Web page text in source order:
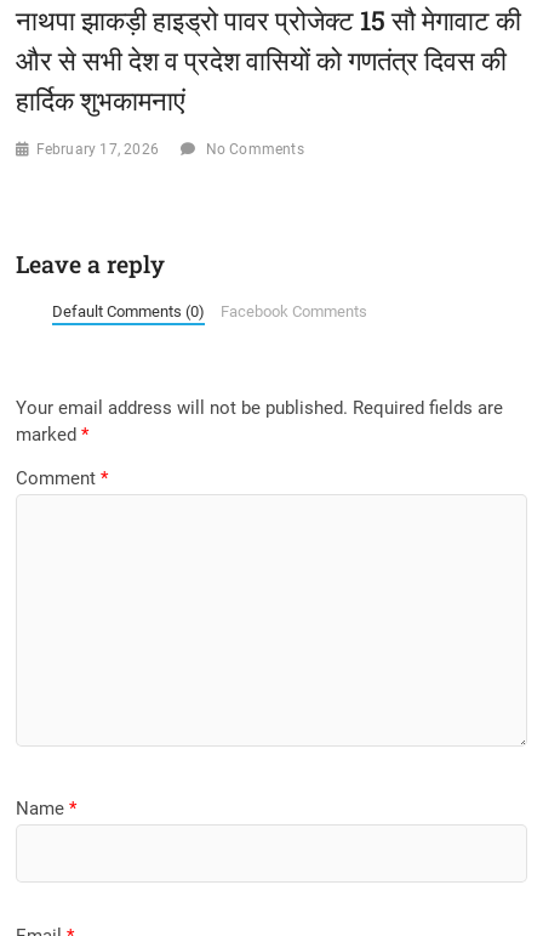
नाथपा झाकड़ी हाइड्रो पावर प्रोजेक्ट 15 सौ मेगावाट की
और से सभी देश व प्रदेश वासियों को गणतंत्र दिवस की
हार्दिक शुभकामनाएं
February 17, 2026 No Comments
Leave a reply
Default Comments (0) Facebook Comments
Your email address will not be published. Required fields are
marked*
Comment*
Name*